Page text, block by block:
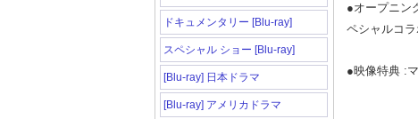
ドキュメンタリー [Blu-ray]
スペシャル ショー [Blu-ray]
[Blu-ray] 日本ドラマ
[Blu-ray] アメリカドラマ
●オープニン
ペシャルコ
●映像特典 :